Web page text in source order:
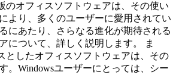
のオフィスソフトウェアは、その使い
より、多くのユーザーに愛用されてい
にあたり、さらなる進化が期待される
について、詳しく説明します。 ま
としたオフィスソフトウェアは、その
。Windowsユーザーにとっては、シー